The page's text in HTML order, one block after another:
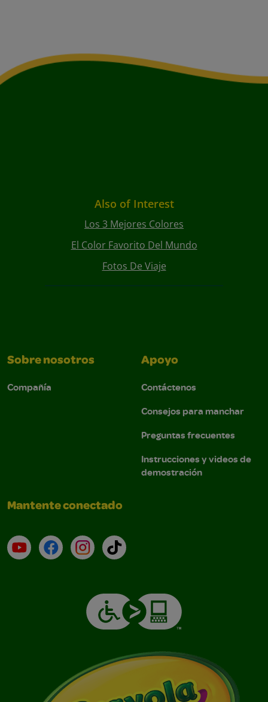
Also of Interest
Los 3 Mejores Colores
El Color Favorito Del Mundo
Fotos De Viaje
Sobre nosotros
Compañía
Apoyo
Contáctenos
Consejos para manchar
Preguntas frecuentes
Instrucciones y videos de
demostración
Mantente conectado
YouTube (en inglés)
Facebook (en inglés)
Instagram (en inglés)
TikTok